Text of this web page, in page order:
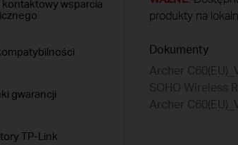
kontaktowy wsparcia
gwarancji
TP-Link
produkty na
Dokumenty
Archer
SOHO Wireless
Archer